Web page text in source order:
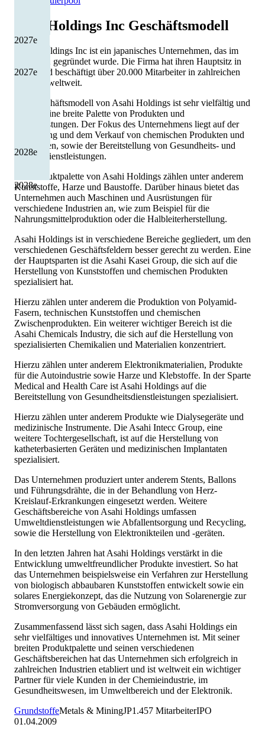
2027e
2028e
2027e
2028e
ARE Holdings Inc Geschäftsmodell
Asahi Holdings Inc ist ein japanisches Unternehmen, das im
Jahr 1952 gegründet wurde. Die Firma hat ihren Hauptsitz in
Tokio und beschäftigt über 20.000 Mitarbeiter in zahlreichen
Ländern weltweit.
Das Geschäftsmodell von Asahi Holdings ist sehr vielfältig und
umfasst eine breite Palette von Produkten und
Dienstleistungen. Der Fokus des Unternehmens liegt auf der
Herstellung und dem Verkauf von chemischen Produkten und
Materialien, sowie der Bereitstellung von Gesundheits- und
Umweltdienstleistungen.
Zur Produktpalette von Asahi Holdings zählen unter anderem
Kunststoffe, Harze und Baustoffe. Darüber hinaus bietet das
Unternehmen auch Maschinen und Ausrüstungen für
verschiedene Industrien an, wie zum Beispiel für die
Nahrungsmittelproduktion oder die Halbleiterherstellung.
Asahi Holdings ist in verschiedene Bereiche gegliedert, um den
verschiedenen Geschäftsfeldern besser gerecht zu werden. Eine
der Hauptsparten ist die Asahi Kasei Group, die sich auf die
Herstellung von Kunststoffen und chemischen Produkten
spezialisiert hat.
Hierzu zählen unter anderem die Produktion von Polyamid-
Fasern, technischen Kunststoffen und chemischen
Zwischenprodukten. Ein weiterer wichtiger Bereich ist die
Asahi Chemicals Industry, die sich auf die Herstellung von
spezialisierten Chemikalien und Materialien konzentriert.
Hierzu zählen unter anderem Elektronikmaterialien, Produkte
für die Autoindustrie sowie Harze und Klebstoffe. In der Sparte
Medical and Health Care ist Asahi Holdings auf die
Bereitstellung von Gesundheitsdienstleistungen spezialisiert.
Hierzu zählen unter anderem Produkte wie Dialysegeräte und
medizinische Instrumente. Die Asahi Intecc Group, eine
weitere Tochtergesellschaft, ist auf die Herstellung von
katheterbasierten Geräten und medizinischen Implantaten
spezialisiert.
Das Unternehmen produziert unter anderem Stents, Ballons
und Führungsdrähte, die in der Behandlung von Herz-
Kreislauf-Erkrankungen eingesetzt werden. Weitere
Geschäftsbereiche von Asahi Holdings umfassen
Umweltdienstleistungen wie Abfallentsorgung und Recycling,
sowie die Herstellung von Elektronikteilen und -geräten.
In den letzten Jahren hat Asahi Holdings verstärkt in die
Entwicklung umweltfreundlicher Produkte investiert. So hat
das Unternehmen beispielsweise ein Verfahren zur Herstellung
von biologisch abbaubaren Kunststoffen entwickelt sowie ein
solares Energiekonzept, das die Nutzung von Solarenergie zur
Stromversorgung von Gebäuden ermöglicht.
Zusammenfassend lässt sich sagen, dass Asahi Holdings ein
sehr vielfältiges und innovatives Unternehmen ist. Mit seiner
breiten Produktpalette und seinen verschiedenen
Geschäftsbereichen hat das Unternehmen sich erfolgreich in
zahlreichen Industrien etabliert und ist weltweit ein wichtiger
Partner für viele Kunden in der Chemieindustrie, im
Gesundheitswesen, im Umweltbereich und der Elektronik.
GrundstoffeMetals & MiningJP1.457 MitarbeiterIPO
01.04.2009